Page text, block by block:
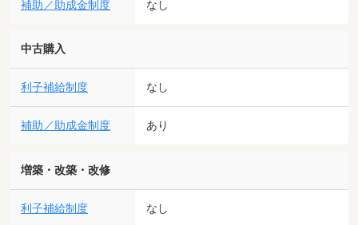
補助／助成金制度 なし
中古購入
利子補給制度 なし
補助／助成金制度 あり
増築・改築・改修
利子補給制度 なし